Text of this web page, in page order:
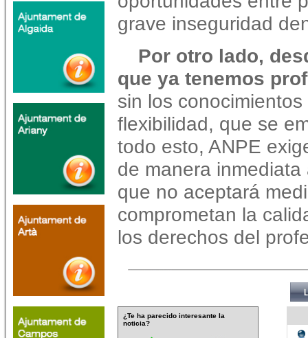
grave inseguridad
Por otro lado,
que ya tenemos
sin los
flexibilidad, que se
todo esto, ANPE
de manera
que no aceptará
comprometan la
los derechos del
¿Te ha parecido interesante la
noticia?